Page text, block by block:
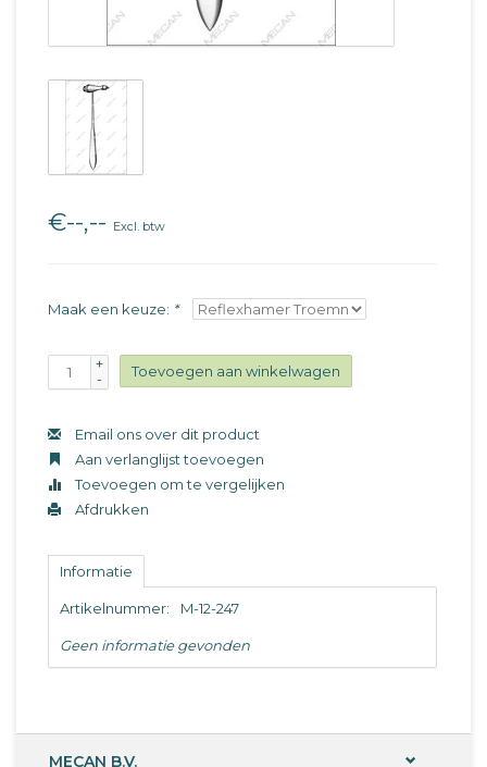
€--,-- Excl. btw
Maak een keuze: *
+
-
Toevoegen aan winkelwagen
Email ons over dit product
Aan verlanglijst toevoegen
Toevoegen om te vergelijken
Afdrukken
Informatie
Artikelnummer: M-12-247
Geen informatie gevonden
MECAN B.V.